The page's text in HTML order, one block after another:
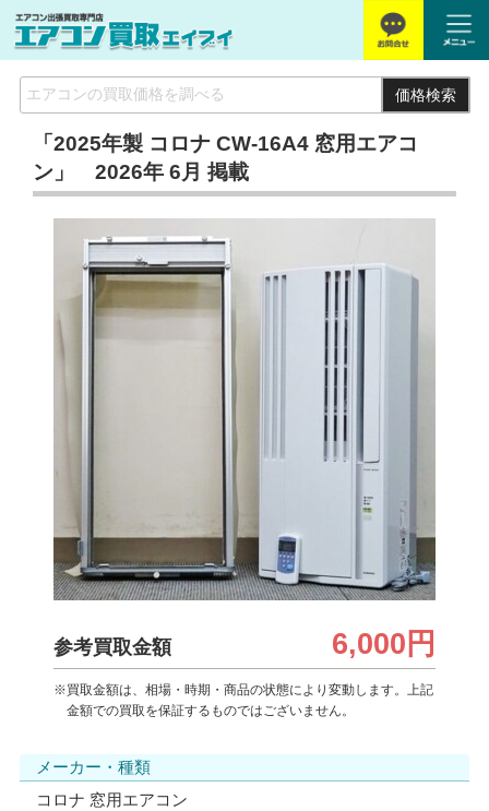
価格検索
「2025年製 コロナ CW-16A4 窓用エアコ
ン」 2026年 6月 掲載
参考買取金額 6,000円
※買取金額は、相場・時期・商品の状態により変動します。上記
金額での買取を保証するものではございません。
メーカー・種類
コロナ 窓用エアコン